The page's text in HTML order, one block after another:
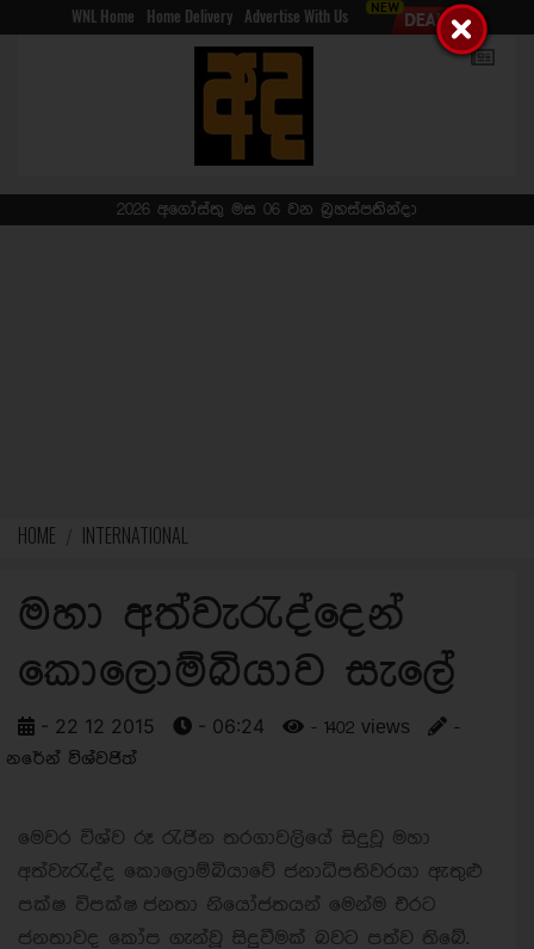
WNL Home Home Delivery Advertise With Us
2026 අගෝස්තු මස 06 වන බ්‍රහස්පතින්දා
HOME INTERNATIONAL
මහා අත්වැරැද්දෙන්
කොලොම්බියාව සැලේ
- 22 12 2015 - 06:24 - 1402 views
-
නරේන් විශ්වජිත්
මෙවර විශ්ව රූ රැජින තරගාවලියේ සිදුවූ මහා
අත්වැරැද්ද කොලොම්බියාවේ ජනාධිපතිවරයා ඇතුළු
පක්ෂ විපක්ෂ ජනතා නියෝජතයන් මෙන්ම එරට
ජනතාවද කෝප ගැන්වූ සිදුවීමක් බවට පත්ව තිබේ.